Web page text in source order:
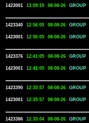
1423001
13:09:19 08-08-26 GROUP
1423340 12:56:05 08-08-26 GROUP
1423001
12:56:05 08-08-26 GROUP
1423376 12:41:05 08-08-26 GROUP
1423001
12:41:05 08-08-26 GROUP
1423390 12:35:57 08-08-26 GROUP
1423001
12:35:57 08-08-26 GROUP
1423386 12:33:04 08-08-26 GROUP